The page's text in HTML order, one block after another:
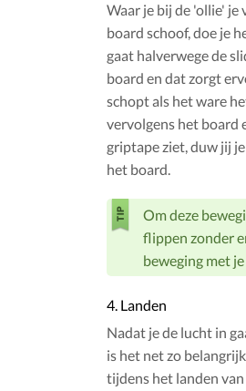
Waar je bij de 'ollie'
board schoof, doe je
gaat halverwege de
board en dat zorgt
schopt als het ware
vervolgens het board
griptape ziet, duw jij
het board.
Om deze
flippen zonder
beweging met
4. Landen
Nadat je de lucht in
is het net zo
tijdens het landen